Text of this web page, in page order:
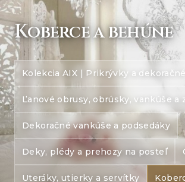
Koberce a behúne
Kolekcia AIX | Prikrývky a
Ľanové obrusy, obrúsky, vankúše a
Dekoračné vankúše a podsedáky
Deky, plédy a prehozy na posteľ
Uteráky, utierky a servítky